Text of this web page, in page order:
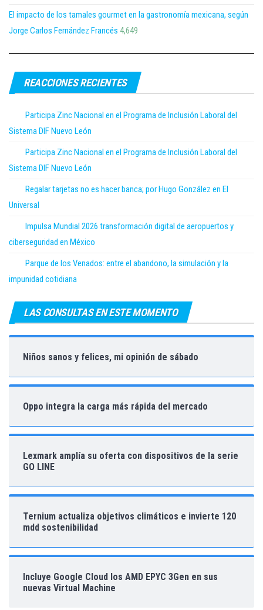
El impacto de los tamales gourmet en la gastronomía mexicana, según
Jorge Carlos Fernández Francés 4,649
REACCIONES RECIENTES
Participa Zinc Nacional en el Programa de Inclusión Laboral del
Sistema DIF Nuevo León
Participa Zinc Nacional en el Programa de Inclusión Laboral del
Sistema DIF Nuevo León
Regalar tarjetas no es hacer banca; por Hugo González en El
Universal
Impulsa Mundial 2026 transformación digital de aeropuertos y
ciberseguridad en México
Parque de los Venados: entre el abandono, la simulación y la
impunidad cotidiana
LAS CONSULTAS EN ESTE MOMENTO
Niños sanos y felices, mi opinión de sábado
Oppo integra la carga más rápida del mercado
Lexmark amplía su oferta con dispositivos de la serie
GO LINE
Ternium actualiza objetivos climáticos e invierte 120
mdd sostenibilidad
Incluye Google Cloud los AMD EPYC 3Gen en sus
nuevas Virtual Machine